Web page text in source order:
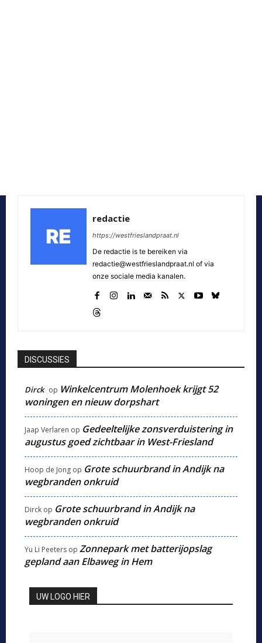
redactie
https://westfrieslandpraat.nl
De redactie is te bereiken via
redactie@westfrieslandpraat.nl of via
onze sociale media kanalen.
DISCUSSIES
Dirck op Winkelcentrum Molenhoek krijgt 52
woningen en nieuw dorpshart
Jaap Verlaren op Gedeeltelijke zonsverduistering in
augustus goed zichtbaar in West-Friesland
Hoop de Jong op Grote schuurbrand in Andijk na
wegbranden onkruid
Dirck op Grote schuurbrand in Andijk na
wegbranden onkruid
Yu Li Peeters op Zonnepark met batterijopslag
gepland aan Elbaweg in Hem
UW LOGO HIER